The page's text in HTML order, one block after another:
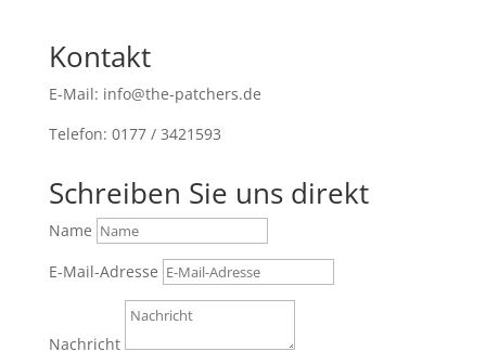
Kontakt
E-Mail: info@the-patchers.de
Telefon: 0177 / 3421593
Schreiben Sie uns direkt
Name
E-Mail-Adresse
Nachricht